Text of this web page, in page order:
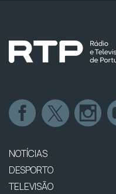
NOTÍCIAS
DESPORTO
TELEVISÃO